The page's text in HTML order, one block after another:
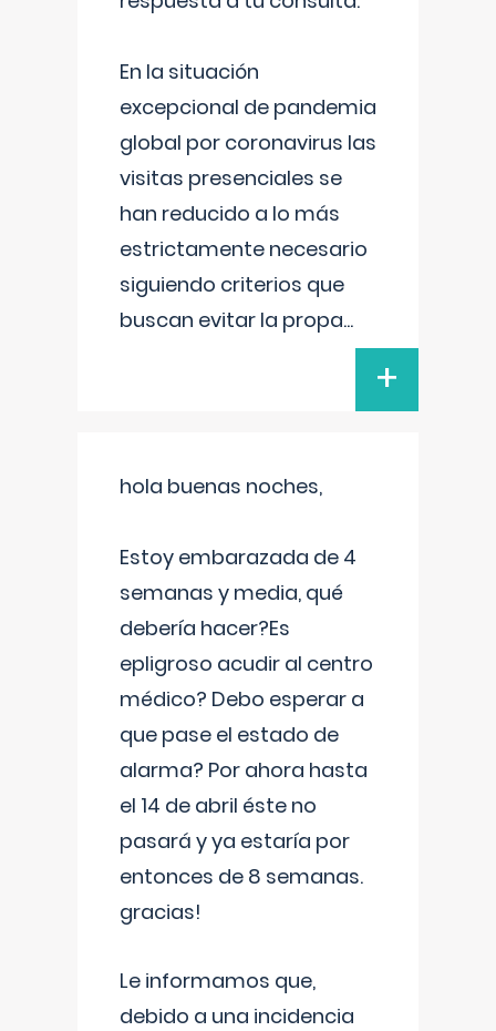
En la situación
excepcional de pandemia
global por coronavirus las
visitas presenciales se
han reducido a lo más
estrictamente necesario
siguiendo criterios que
buscan evitar la propa...
+
hola buenas noches,
Estoy embarazada de 4
semanas y media, qué
debería hacer?Es
epligroso acudir al centro
médico? Debo esperar a
que pase el estado de
alarma? Por ahora hasta
el 14 de abril éste no
pasará y ya estaría por
entonces de 8 semanas.
gracias!
Le informamos que,
debido a una incidencia